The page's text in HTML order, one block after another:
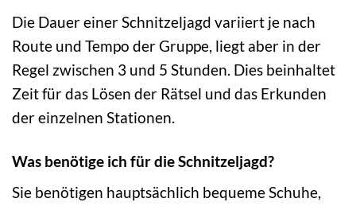
Die Dauer einer Schnitzeljagd variiert je nach
Route und Tempo der Gruppe, liegt aber in der
Regel zwischen 3 und 5 Stunden. Dies beinhaltet
Zeit für das Lösen der Rätsel und das Erkunden
der einzelnen Stationen.
Was benötige ich für die Schnitzeljagd?
Sie benötigen hauptsächlich bequeme Schuhe,